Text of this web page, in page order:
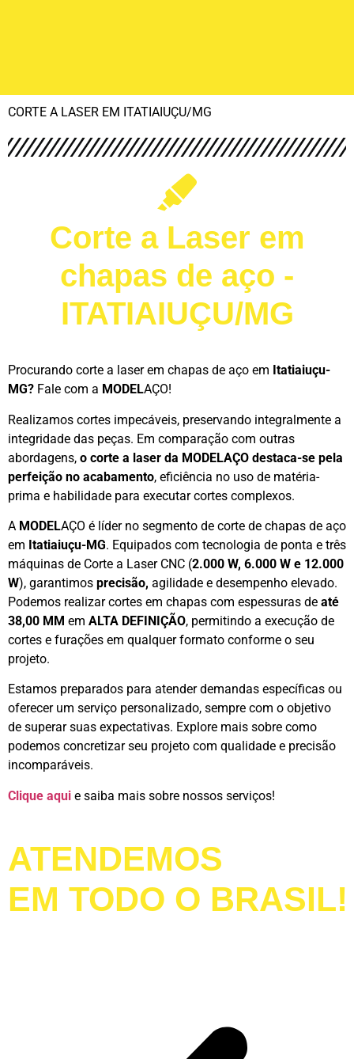
CORTE A LASER EM ITATIAIUÇU/MG
Corte a Laser em
chapas de aço -
ITATIAIUÇU/MG
Procurando corte a laser em chapas de aço em Itatiaiuçu-
MG? Fale com a MODELAÇO!
Realizamos cortes impecáveis, preservando integralmente a
integridade das peças. Em comparação com outras
abordagens, o corte a laser da MODELAÇO destaca-se pela
perfeição no acabamento, eficiência no uso de matéria-
prima e habilidade para executar cortes complexos.
A MODELAÇO é líder no segmento de corte de chapas de aço
em Itatiaiuçu-MG. Equipados com tecnologia de ponta e três
máquinas de Corte a Laser CNC (2.000 W, 6.000 W e 12.000
W), garantimos precisão, agilidade e desempenho elevado.
Podemos realizar cortes em chapas com espessuras de até
38,00 MM em ALTA DEFINIÇÃO, permitindo a execução de
cortes e furações em qualquer formato conforme o seu
projeto.
Estamos preparados para atender demandas específicas ou
oferecer um serviço personalizado, sempre com o objetivo
de superar suas expectativas. Explore mais sobre como
podemos concretizar seu projeto com qualidade e precisão
incomparáveis.
Clique aqui e saiba mais sobre nossos serviços!
ATENDEMOS
EM TODO O BRASIL!